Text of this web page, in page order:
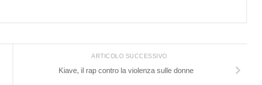
ARTICOLO SUCCESSIVO
Kiave, il rap contro la violenza sulle donne